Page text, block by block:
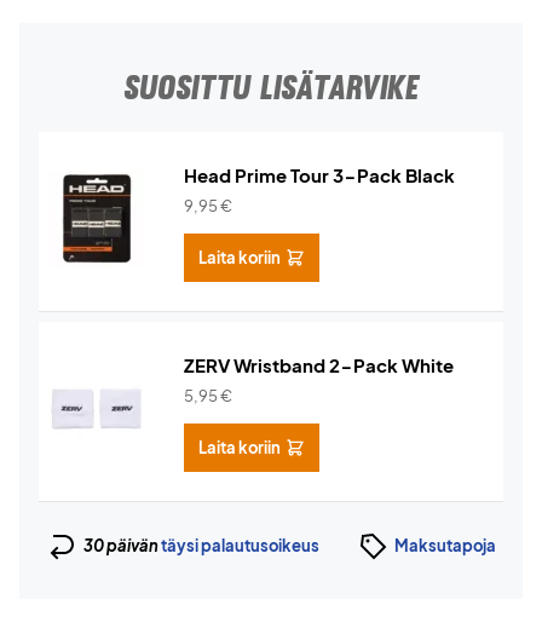
SUOSITTU LISÄTARVIKE
Head Prime Tour 3-Pack Black
9,95€
Laita koriin
ZERV Wristband 2-Pack White
5,95€
Laita koriin
30 päiväntäysi palautusoikeus Maksutapoja